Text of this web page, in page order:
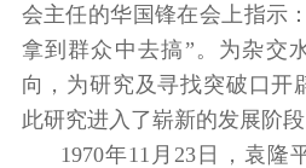
会主任的华国锋在会上指示
拿到群众中去搞”。为杂交
向，为研究及寻找突破口开
此研究进入了崭新的发展阶段
1970年11月23日，袁隆